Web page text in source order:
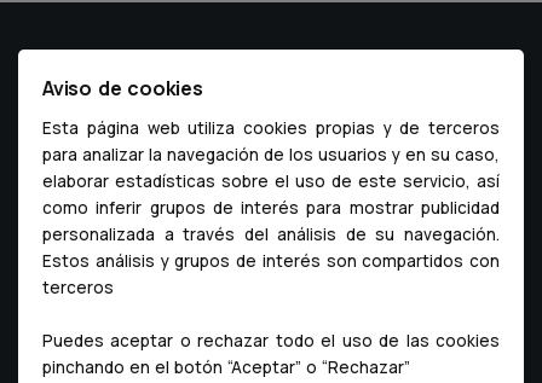
El colegio
Junta de Gobierno
Historia
Sede e instalaciones
Asociaciones
La profesión veterinaria
Aviso legal
Política de privacidad
Canal de denuncias
Aviso de cookies
Esta página web utiliza cookies propias y de terceros
para analizar la navegación de los usuarios y en su caso,
elaborar estadísticas sobre el uso de este servicio, así
como inferir grupos de interés para mostrar publicidad
personalizada a través del análisis de su navegación.
Estos análisis y grupos de interés son compartidos con
terceros
Puedes aceptar o rechazar todo el uso de las cookies
pinchando en el botón “Aceptar” o “Rechazar”